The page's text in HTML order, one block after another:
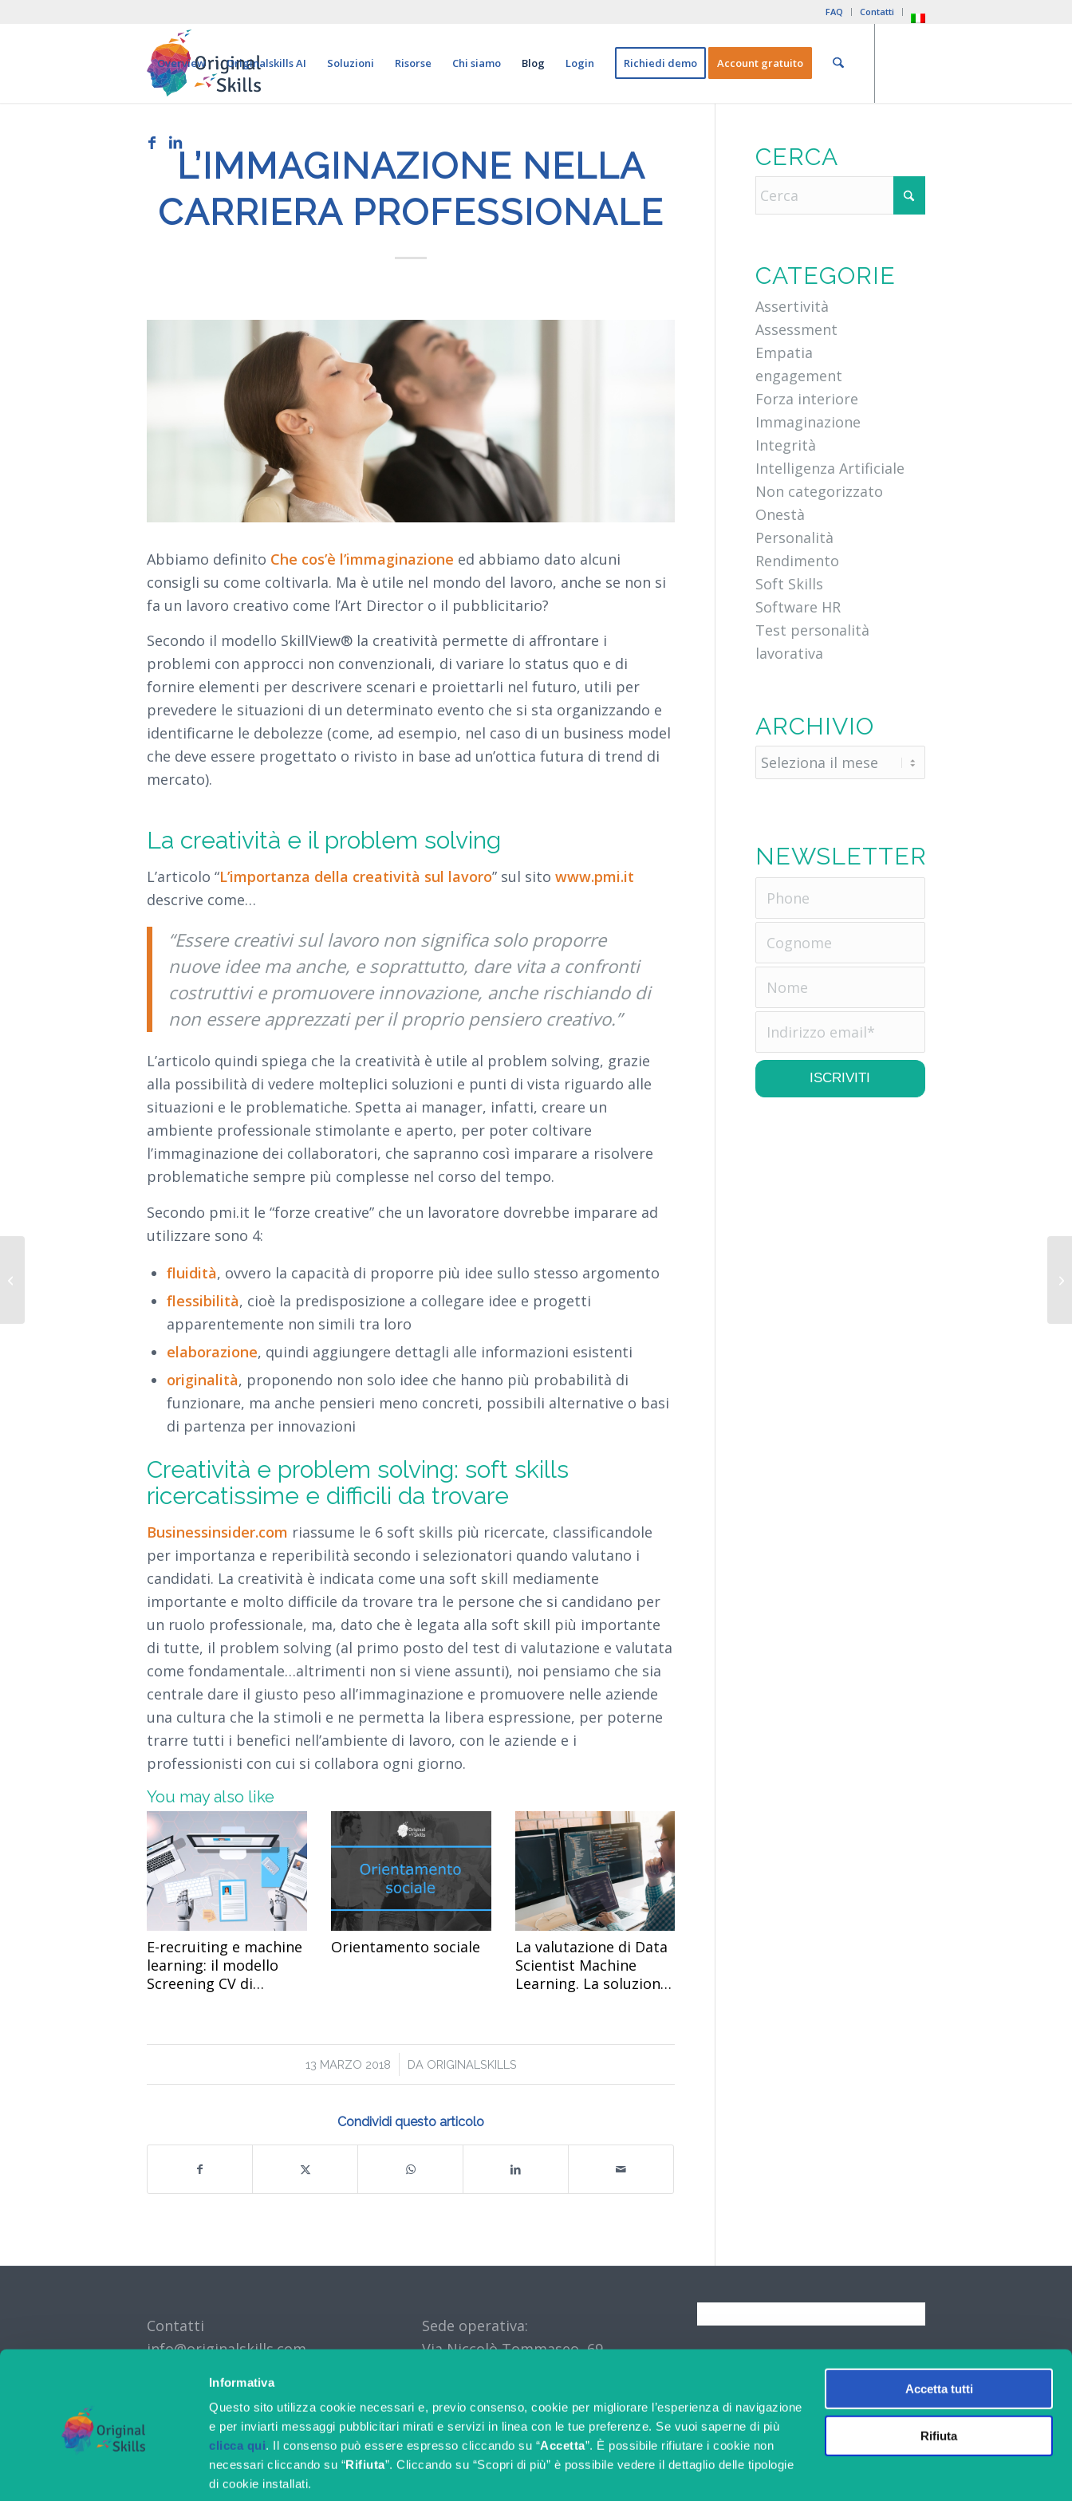
Informativa
Questo sito utilizza cookie necessari e, previo consenso, cookie per migliorare l’esperienza di navigazione
e per inviarti messaggi pubblicitari mirati e servizi in linea con le tue preferenze. Se vuoi saperne di più
clicca qui. Il consenso può essere espresso cliccando su “Accetta”. È possibile rifiutare i cookie non
necessari cliccando su “Rifiuta”. Cliccando su “Scopri di più” è possibile vedere il dettaglio delle tipologie
di cookie installati.
Accetta tutti
Rifiuta
FAQ Contatti
Overview Originalskills AI Soluzioni Risorse Chi siamo Blog Login Richiedi demo Account gratuito
L’IMMAGINAZIONE NELLA
CARRIERA PROFESSIONALE
Abbiamo definito Che cos’è l’immaginazione ed abbiamo dato alcuni
consigli su come coltivarla. Ma è utile nel mondo del lavoro, anche se non si
fa un lavoro creativo come l’Art Director o il pubblicitario?
Secondo il modello SkillView® la creatività permette di affrontare i
problemi con approcci non convenzionali, di variare lo status quo e di
fornire elementi per descrivere scenari e proiettarli nel futuro, utili per
prevedere le situazioni di un determinato evento che si sta organizzando e
identificarne le debolezze (come, ad esempio, nel caso di un business model
che deve essere progettato o rivisto in base ad un’ottica futura di trend di
mercato).
La creatività e il problem solving
L’articolo “L’importanza della creatività sul lavoro” sul sitowww.pmi.it
descrive come…
“Essere creativi sul lavoro non significa solo proporre
nuove idee ma anche, e soprattutto, dare vita a confronti
costruttivi e promuovere innovazione, anche rischiando di
non essere apprezzati per il proprio pensiero creativo.”
L’articolo quindi spiega che la creatività è utile al problem solving, grazie
alla possibilità di vedere molteplici soluzioni e punti di vista riguardo alle
situazioni e le problematiche. Spetta ai manager, infatti, creare un
ambiente professionale stimolante e aperto, per poter coltivare
l’immaginazione dei collaboratori, che sapranno così imparare a risolvere
problematiche sempre più complesse nel corso del tempo.
Secondo pmi.it le “forze creative” che un lavoratore dovrebbe imparare ad
utilizzare sono 4:
fluidità, ovvero la capacità di proporre più idee sullo stesso argomento
flessibilità, cioè la predisposizione a collegare idee e progetti
apparentemente non simili tra loro
elaborazione, quindi aggiungere dettagli alle informazioni esistenti
originalità, proponendo non solo idee che hanno più probabilità di
funzionare, ma anche pensieri meno concreti, possibili alternative o basi
di partenza per innovazioni
Creatività e problem solving: soft skills
ricercatissime e difficili da trovare
Businessinsider.com riassume le 6 soft skills più ricercate, classificandole
per importanza e reperibilità secondo i selezionatori quando valutano i
candidati. La creatività è indicata come una soft skill mediamente
importante e molto difficile da trovare tra le persone che si candidano per
un ruolo professionale, ma, dato che è legata alla soft skill più importante
di tutte, il problem solving (al primo posto del test di valutazione e valutata
come fondamentale…altrimenti non si viene assunti), noi pensiamo che sia
centrale dare il giusto peso all’immaginazione e promuovere nelle aziende
una cultura che la stimoli e ne permetta la libera espressione, per poterne
trarre tutti i benefici nell’ambiente di lavoro, con le aziende e i
professionisti con cui si collabora ogni giorno.
You may also like
E-recruiting e machine
learning: il modello
Screening CV di
Orientamento sociale
La valutazione di Data
Scientist Machine
Learning. La soluzione
13 MARZO 2018
/ DA ORIGINALSKILLS
Condividi questo articolo
CERCA
CATEGORIE
Assertività
Assessment
Empatia
engagement
Forza interiore
Immaginazione
Integrità
Intelligenza Artificiale
Non categorizzato
Onestà
Personalità
Rendimento
Soft Skills
Software HR
Test personalità
lavorativa
ARCHIVIO
NEWSLETTER
Contatti
info@originalskills.com
Sede operativa:
Via Niccolò Tommaseo, 69,